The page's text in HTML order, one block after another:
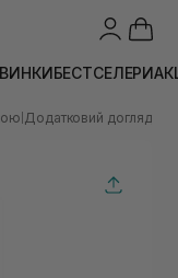
БЕСТСЕЛЕРИ
Додатковий догляд